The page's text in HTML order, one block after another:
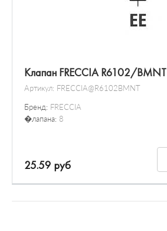
Клапан FRECCIA R6102/BMNT
Артикул: FRECCIA@R6102BMNT
Бренд: FRECCIA
�лапана: 8
25.59 руб